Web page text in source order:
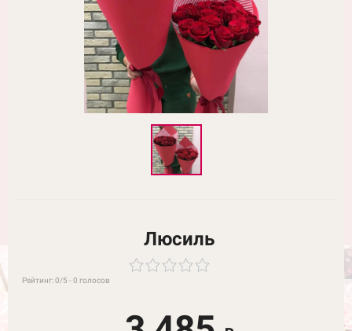
Люсиль
Рейтинг:0/5 -0 голосов